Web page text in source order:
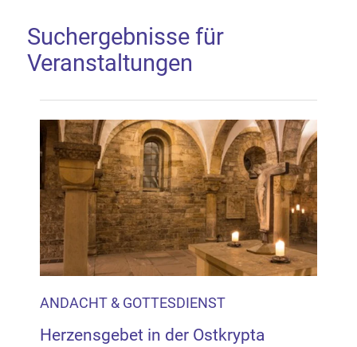
Google Map laden
Mit dem Laden der Karte akzeptieren Sie, dass die
Anwendung Google Maps beim Aktivieren von
Inhalten Cookies auf Ihrem Gerät setzt, z.B. zwecks
Reichweitenmessung und profilbasierter Werbung.
Näheres s.
zur Datenschutzerklärung
Hier können Sie Ihre Cookie-
Einstellungen anpassen
Suchergebnisse für
Veranstaltungen
ANDACHT & GOTTESDIENST
Herzensgebet in der Ostkrypta